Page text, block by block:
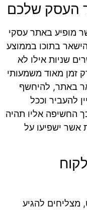
העסק שלכם
מופיע באתר עסקי
בתוכו בממוצע
שניות אילו לא
זמן מאוד משמעותי
באתר, להיחשף
להעביר וככל
החשיפה אליו תהיה
אשר ישפיעו על
מצליחים להגיע